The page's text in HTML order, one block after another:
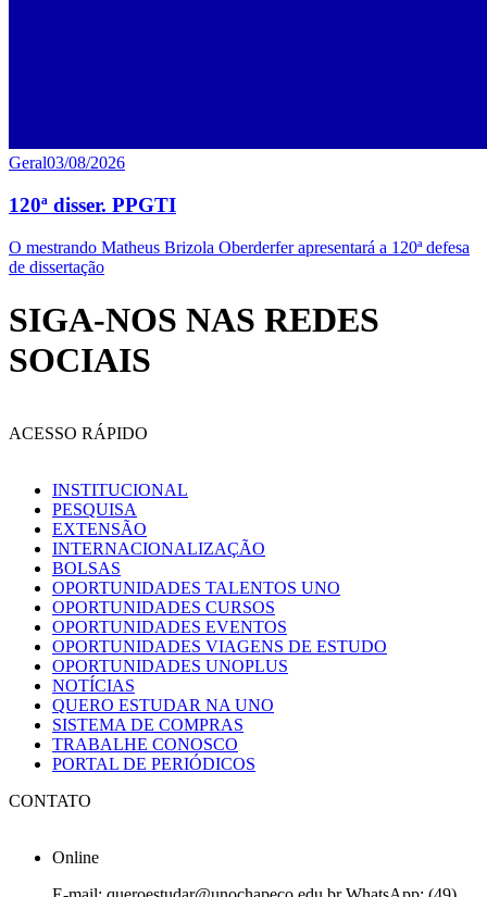
Geral03/08/2026
120ª disser. PPGTI
O mestrando Matheus Brizola Oberderfer apresentará a 120ª defesa
de dissertação
SIGA-NOS NAS REDES
SOCIAIS
ACESSO RÁPIDO
INSTITUCIONAL
PESQUISA
EXTENSÃO
INTERNACIONALIZAÇÃO
BOLSAS
OPORTUNIDADES TALENTOS UNO
OPORTUNIDADES CURSOS
OPORTUNIDADES EVENTOS
OPORTUNIDADES VIAGENS DE ESTUDO
OPORTUNIDADES UNOPLUS
NOTÍCIAS
QUERO ESTUDAR NA UNO
SISTEMA DE COMPRAS
TRABALHE CONOSCO
PORTAL DE PERIÓDICOS
CONTATO
Online